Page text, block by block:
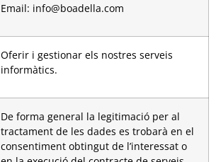
Email: info@boadella.com
Oferir i gestionar els nostres serveis
informàtics.
De forma general la legitimació per al
tractament de les dades es trobarà en el
consentiment obtingut de l’interessat o